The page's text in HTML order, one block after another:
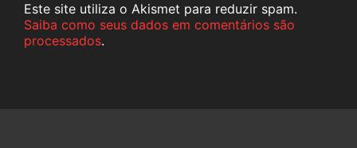
Este site utiliza o Akismet para reduzir spam.
Saiba como seus dados em comentários são
processados.